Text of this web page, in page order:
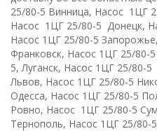
25/80-5 Винница, Насос 1ЦГ
Насос 1ЦГ 25/80-5 Донецк,
Насос 1ЦГ 25/80-5
Франковск, Насос 1ЦГ 25/80-5
5, Луганск, Насос 1ЦГ 25/80-5
Львов, Насос 1ЦГ 25/80-5
Одесса, Насос 1ЦГ 25/80-5
Ровно, Насос 1ЦГ 25/80-5
Тернополь, Насос 1ЦГ 25/80-5